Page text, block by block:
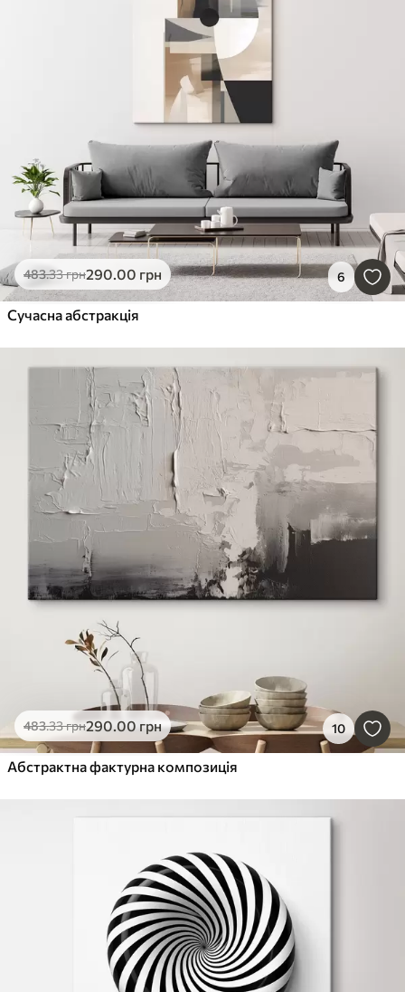
483.33грн290.00 грн 6
Сучасна абстракція
483.33грн290.00 грн 10
Абстрактна фактурна композиція